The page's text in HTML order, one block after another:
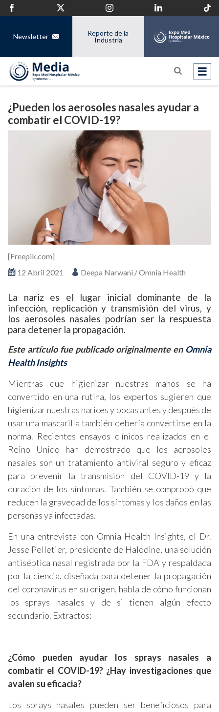
Newsletter
Reporte de la
Industria
¿Pueden los aerosoles nasales ayudar a
combatir el COVID-19?
12 Abril 2021 Deepa Narwani / Omnia Health
[Freepik.com]
La nariz es el lugar inicial dominante de la
infección, replicación y transmisión del virus, y
los aerosoles nasales podrían ser la respuesta
para detener la propagación.
Este artículo fue publicado originalmente en Omnia
Health Insights
Mientras que higienizar nuestras manos se ha
convertido en una rutina, los expertos sugieren que
higienizar nuestras narices y bocas antes y después de
usar una mascarilla también debería convertirse en la
norma. Recientes ensayos clínicos realizados en el
Reino Unido han demostrado que los aerosoles
nasales son un tratamiento antiviral seguro y eficaz
para prevenir la transmisión del COVID-19 y la
duración de los síntomas. También se comprobó que
reducen la gravedad de los síntomas y los daños en las
personas ya infectadas.
En una entrevista con Omnia Health Insights, el Dr.
Jesse Pelletier, presidente de Halodine, una solución
antiséptica nasal registrada por la FDA y respaldada
por la ciencia, diseñada para detener la propagación
del coronavirus en su origen, habla de cómo funcionan
los sprays nasales y de si tienen algún efecto
secundario. Extractos:
¿Cómo pueden ayudar los sprays nasales a
combatir el COVID-19? ¿Hay investigaciones que
avalen su eficacia?
Los sprays nasales pueden ser beneficiosos para